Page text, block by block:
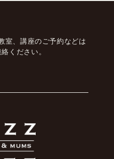
室、講座のご予約などは
ください。